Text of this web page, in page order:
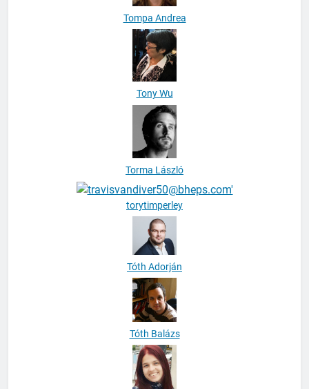
Tompa Andrea
Tony Wu
Torma László
torytimperley
Tóth Adorján
Tóth Balázs